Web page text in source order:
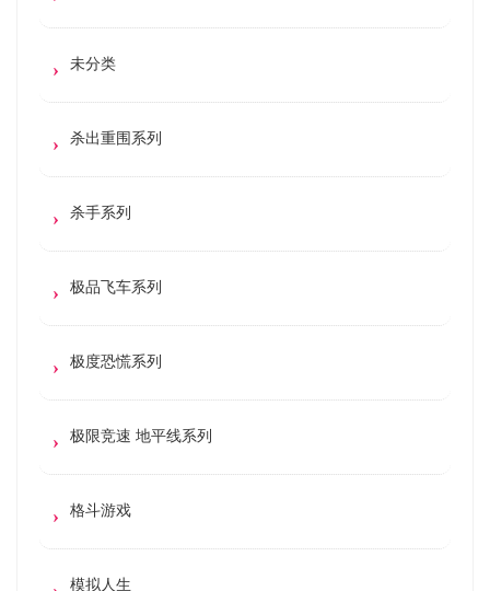
未分类
杀出重围系列
杀手系列
极品飞车系列
极度恐慌系列
极限竞速 地平线系列
格斗游戏
模拟人生